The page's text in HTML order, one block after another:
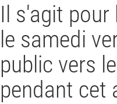
Il s'agit pour
le samedi
public vers
pendant cet